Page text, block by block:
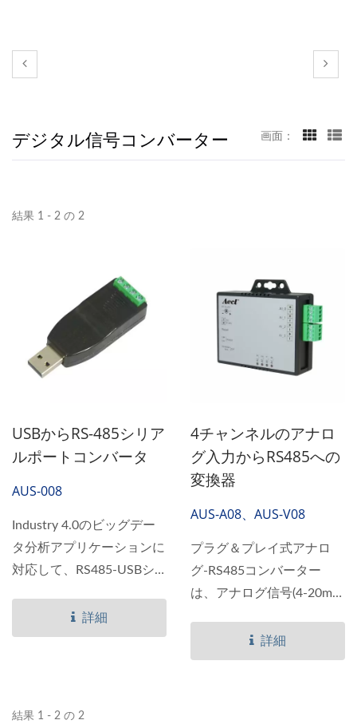
デジタル信号コンバーター 画面：
結果 1 - 2 の 2
USBからRS-485シリア
ルポートコンバータ
AUS-008
Industry 4.0のビッグデー
タ分析アプリケーションに
対応して、RS485-USBシ
機器とコンピュータ/監視
センターの直接接続の簡単
詳細
4チャンネルのアナロ
グ入力からRS485への
変換器
AUS-A08、AUS-V08
プラグ＆プレイ式アナロ
グ-RS485コンバーター
は、アナログ信号(4-20mA
号に変換するのに必要なア
クセサリーです。...
詳細
結果 1 - 2 の 2